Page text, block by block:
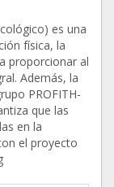
es una
física, la
proporcionar al
Además, la
PROFITH-
que las
en la
el proyecto